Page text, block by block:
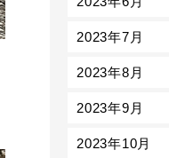
2023年7月
2023年8月
2023年9月
2023年10月